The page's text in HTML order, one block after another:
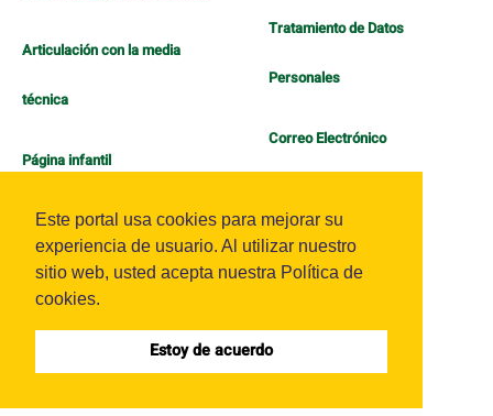
Este portal usa cookies para mejorar su
experiencia de usuario. Al utilizar nuestro
sitio web, usted acepta nuestra Política de
cookies.
Estoy de acuerdo
Articulación con la media
técnica
Página infantil
Tratamiento de Datos
Personales
Correo Electrónico